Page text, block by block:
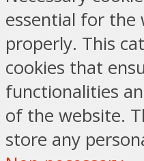
essential for
properly. This
cookies that
functionalities
of the website.
store any